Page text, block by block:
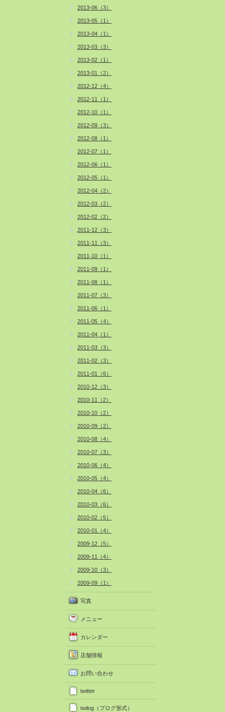
2013-06（3）
2013-05（1）
2013-04（1）
2013-03（3）
2013-02（1）
2013-01（2）
2012-12（4）
2012-11（1）
2012-10（1）
2012-09（3）
2012-08（1）
2012-07（1）
2012-06（1）
2012-05（1）
2012-04（2）
2012-03（2）
2012-02（2）
2011-12（3）
2011-11（3）
2011-10（1）
2011-09（1）
2011-08（1）
2011-07（3）
2011-06（1）
2011-05（4）
2011-04（1）
2011-03（3）
2011-02（3）
2011-01（6）
2010-12（3）
2010-11（2）
2010-10（2）
2010-09（2）
2010-08（4）
2010-07（3）
2010-06（4）
2010-05（4）
2010-04（6）
2010-03（6）
2010-02（5）
2010-01（4）
2009-12（5）
2009-11（4）
2009-10（3）
2009-09（1）
写真
メニュー
カレンダー
店舗情報
お問い合わせ
twitter
twilog（ブログ形式）